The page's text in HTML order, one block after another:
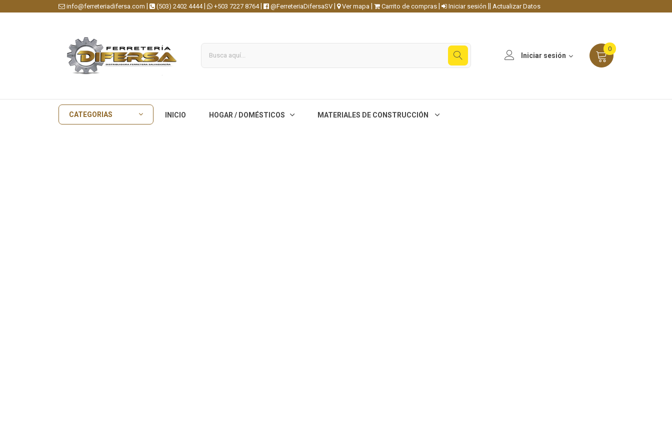
info@ferreteriadifersa.com (503) 2402 4444| +503 7227 8764| @FerreteriaDifersaSV Ver mapa Carrito de compras Iniciar sesión Actualizar Datos
Iniciar sesión
0
CATEGORIAS INICIO HOGAR / DOMÉSTICOS MATERIALES DE CONSTRUCCIÓN